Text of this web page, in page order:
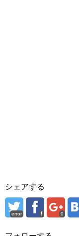
シェアする
error 0